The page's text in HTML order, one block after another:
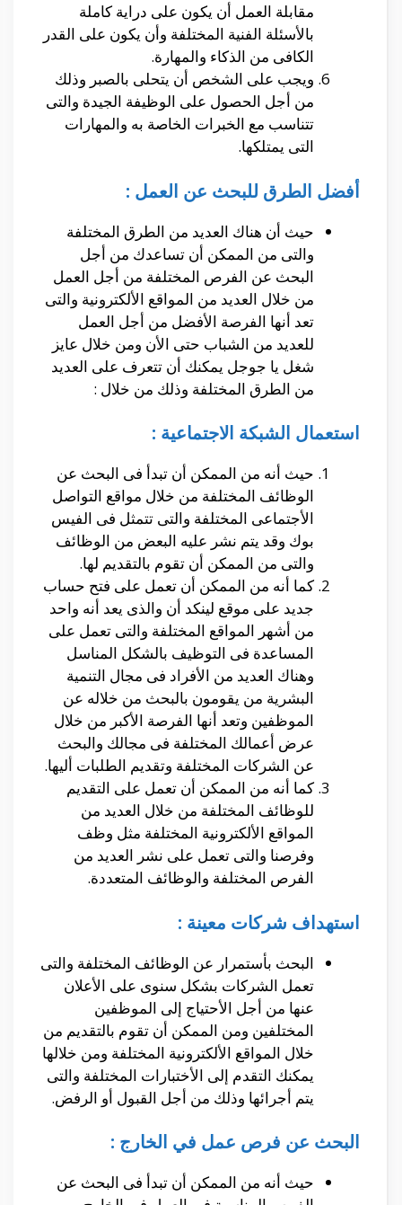
مقابلة العمل أن يكون على دراية كاملة
بالأسئلة الفنية المختلفة وأن يكون على القدر
الكافى من الذكاء والمهارة.
ويجب على الشخص أن يتحلى بالصبر وذلك
من أجل الحصول على الوظيفة الجيدة والتى
تتناسب مع الخبرات الخاصة به والمهارات
التى يمتلكها.
أفضل الطرق للبحث عن العمل :
حيث أن هناك العديد من الطرق المختلفة
والتى من الممكن أن تساعدك من أجل
البحث عن الفرص المختلفة من أجل العمل
من خلال العديد من المواقع الألكترونية والتى
تعد أنها الفرصة الأفضل من أجل العمل
للعديد من الشباب حتى الأن ومن خلال عايز
شغل يا جوجل يمكنك أن تتعرف على العديد
من الطرق المختلفة وذلك من خلال :
استعمال الشبكة الاجتماعية :
حيث أنه من الممكن أن تبدأ فى البحث عن
الوظائف المختلفة من خلال مواقع التواصل
الأجتماعى المختلفة والتى تتمثل فى الفيس
بوك وقد يتم نشر عليه البعض من الوظائف
والتى من الممكن أن تقوم بالتقديم لها.
كما أنه من الممكن أن تعمل على فتح حساب
جديد على موقع لينكد أن والذى يعد أنه واحد
من أشهر المواقع المختلفة والتى تعمل على
المساعدة فى التوظيف بالشكل المناسل
وهناك العديد من الأفراد فى مجال التنمية
البشرية من يقومون بالبحث من خلاله عن
الموظفين وتعد أنها الفرصة الأكبر من خلال
عرض أعمالك المختلفة فى مجالك والبحث
عن الشركات المختلفة وتقديم الطلبات أليها.
كما أنه من الممكن أن تعمل على التقديم
للوظائف المختلفة من خلال العديد من
المواقع الألكترونية المختلفة مثل وظف
وفرصنا والتى تعمل على نشر العديد من
الفرص المختلفة والوظائف المتعددة.
استهداف شركات معينة :
البحث بأستمرار عن الوظائف المختلفة والتى
تعمل الشركات بشكل سنوى على الأعلان
عنها من أجل الأحتياج إلى الموظفين
المختلفين ومن الممكن أن تقوم بالتقديم من
خلال المواقع الألكترونية المختلفة ومن خلالها
يمكنك التقدم إلى الأختبارات المختلفة والتى
يتم أجرائها وذلك من أجل القبول أو الرفض.
البحث عن فرص عمل في الخارج :
حيث أنه من الممكن أن تبدأ فى البحث عن